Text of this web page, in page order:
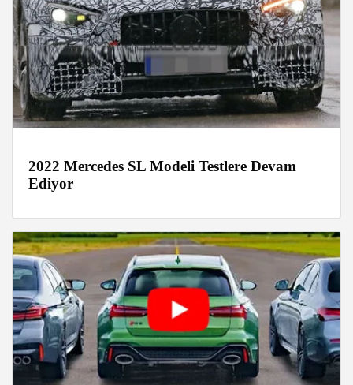
2022 Mercedes SL Modeli Testlere Devam
Ediyor